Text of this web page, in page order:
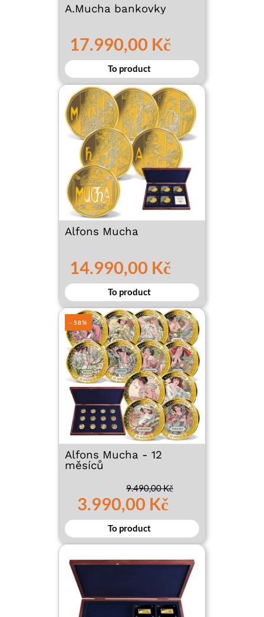
A.Mucha bankovky
17.990,00 Kč
To product
Alfons Mucha
14.990,00 Kč
To product
- 58%
Alfons Mucha - 12
měsíců
9.490,00 Kč
3.990,00 Kč
To product